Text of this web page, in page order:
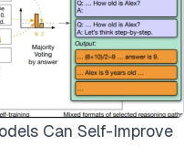
Can Self-Improve